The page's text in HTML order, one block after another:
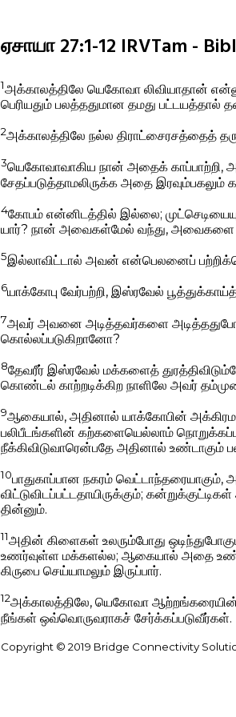
ஏசாயா 27:1-12 IRVTam -
1அக்காலத்திலே யெகோவா லிவியாதான்
பெரியதும் பலத்ததுமான தமது பட்டயத்தால்
2அக்காலத்திலே நல்ல திராட்சைரசத்தைத்
3யெகோவாவாகிய நான் அதைக் காப்பாற்றி,
சேதப்படுத்தாமலிருக்க அதை
4கோபம் என்னிடத்தில் இல்லை;
யார்? நான் அவைகள்மேல் வந்து, அவைகளை
5இல்லாவிட்டால் அவன் என்பெலனைப்
6யாக்கோபு வேர்பற்றி, இஸ்ரவேல்
7அவர் அவனை அடித்தவர்களை
கொல்லப்படுகிறானோ?
8தேவரீர் இஸ்ரவேல் மக்களைத்
கொண்டல் காற்றடிக்கிற நாளிலே அவர்
9ஆகையால், அதினால் யாக்கோபின்
பலிபீடங்களின் கற்களையெல்லாம்
நீக்கிவிடுவாரென்பதே அதினால் உண்டாகும்
10பாதுகாப்பான நகரம் வெட்டாந்தரையாகும்,
விட்டுவிடப்பட்டதாயிருக்கும்;
தின்னும்.
11அதின் கிளைகள் உலரும்போது
உணர்வுள்ள மக்களல்ல; ஆகையால் அதை
கிருபை செய்யாமலும் இருப்பார்.
12அக்காலத்திலே, யெகோவா ஆற்றங்கரையின்
நீங்கள் ஒவ்வொருவராகச் சேர்க்கப்படுவீர்கள்.
Copyright © 2019 Bridge Connectivity